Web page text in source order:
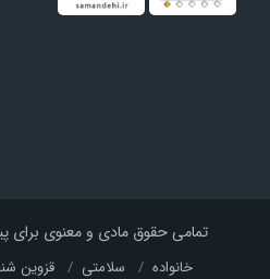
تمامی حقوق مادی و معنوی
خانواده سلامتی قزوین